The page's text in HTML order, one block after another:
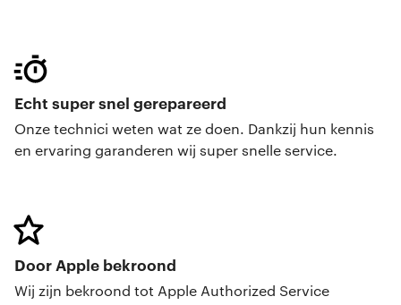
Echt super snel gerepareerd
Onze technici weten wat ze doen. Dankzij hun kennis
en ervaring garanderen wij super snelle service.
Door Apple bekroond
Wij zijn bekroond tot Apple Authorized Service